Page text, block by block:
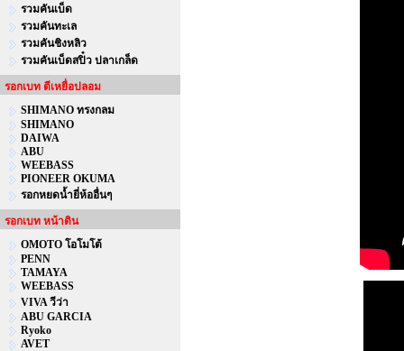
รวมคันเบ็ด
รวมคันทะเล
รวมคันชิงหลิว
รวมคันเบ็ดสปิ๋ว ปลาเกล็ด
รอกเบท ตีเหยื่อปลอม
SHIMANO ทรงกลม
SHIMANO
DAIWA
ABU
WEEBASS
PIONEER OKUMA
รอกหยดน้ำยี่ห้ออื่นๆ
รอกเบท หน้าดิน
OMOTO โอโมโต้
PENN
TAMAYA
WEEBASS
VIVA วีว่า
ABU GARCIA
Ryoko
AVET